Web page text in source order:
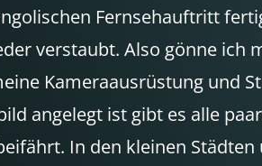
Fernsehauftritt
verstaubt. Also gönne ich
Kameraausrüstung und
angelegt ist gibt es alle
In den kleinen